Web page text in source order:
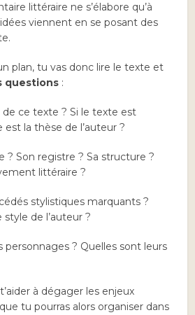
littéraire ne s’élabore qu’à
viennent en se posant des
plan, tu vas donc lire le texte et
questions :
ce texte ? Si le texte est
la thèse de l’auteur ?
? Son registre ? Sa structure ?
littéraire ?
stylistiques marquants ?
de l’auteur ?
? Quelles sont leurs
à dégager les enjeux
tu pourras alors organiser dans